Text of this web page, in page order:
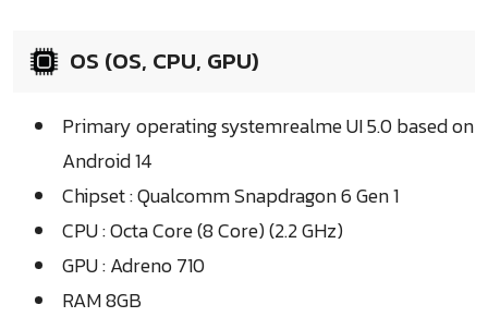
OS (OS, CPU, GPU)
Primary operating systemrealme UI 5.0 based on
Android 14
Chipset : Qualcomm Snapdragon 6 Gen 1
CPU : Octa Core (8 Core) (2.2 GHz)
GPU : Adreno 710
RAM 8GB